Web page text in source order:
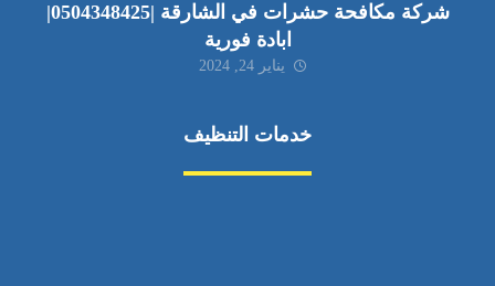
شركة مكافحة حشرات في الشارقة |0504348425|
ابادة فورية
يناير 24, 2024
خدمات التنظيف